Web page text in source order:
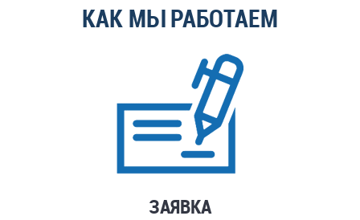
КАК МЫ РАБОТАЕМ
ЗАЯВКА